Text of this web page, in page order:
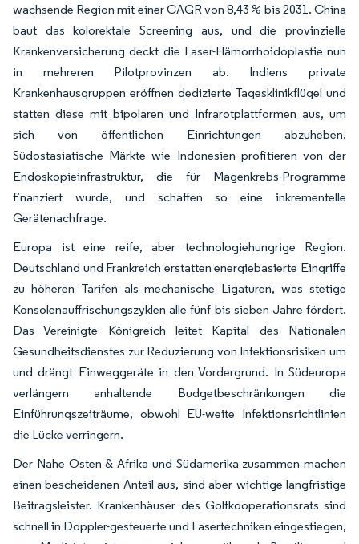
wachsende Region mit einer CAGR von 8,43 % bis 2031. China
baut das kolorektale Screening aus, und die provinzielle
Krankenversicherung deckt die Laser-Hämorrhoidoplastie nun
in mehreren Pilotprovinzen ab. Indiens private
Krankenhausgruppen eröffnen dedizierte Tagesklinikflügel und
statten diese mit bipolaren und Infrarotplattformen aus, um
sich von öffentlichen Einrichtungen abzuheben.
Südostasiatische Märkte wie Indonesien profitieren von der
Endoskopieinfrastruktur, die für Magenkrebs-Programme
finanziert wurde, und schaffen so eine inkrementelle
Gerätenachfrage.
Europa ist eine reife, aber technologiehungrige Region.
Deutschland und Frankreich erstatten energiebasierte Eingriffe
zu höheren Tarifen als mechanische Ligaturen, was stetige
Konsolenauffrischungszyklen alle fünf bis sieben Jahre fördert.
Das Vereinigte Königreich leitet Kapital des Nationalen
Gesundheitsdienstes zur Reduzierung von Infektionsrisiken um
und drängt Einweggeräte in den Vordergrund. In Südeuropa
verlängern anhaltende Budgetbeschränkungen die
Einführungszeiträume, obwohl EU-weite Infektionsrichtlinien
die Lücke verringern.
Der Nahe Osten & Afrika und Südamerika zusammen machen
einen bescheidenen Anteil aus, sind aber wichtige langfristige
Beitragsleister. Krankenhäuser des Golfkooperationsrats sind
schnell in Doppler-gesteuerte und Lasertechniken eingestiegen,